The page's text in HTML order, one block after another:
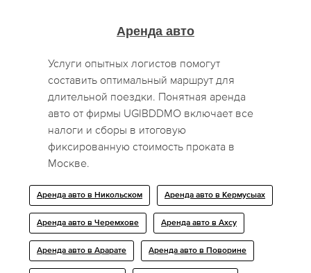
Аренда авто
Услуги опытных логистов помогут
составить оптимальный маршрут для
длительной поездки. Понятная аренда
авто от фирмы UGIBDDMO включает все
налоги и сборы в итоговую
фиксированную стоимость проката в
Москве.
Аренда авто в Никольском Аренда авто в Кермусыах
Аренда авто в Черемхове Аренда авто в Ахсу
Аренда авто в Арарате Аренда авто в Поворине